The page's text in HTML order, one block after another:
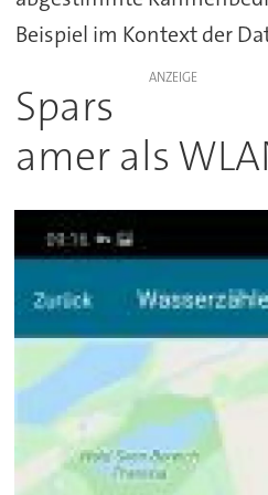
Beispiel im Kontext der
ANZEIGE
Spars
amer als